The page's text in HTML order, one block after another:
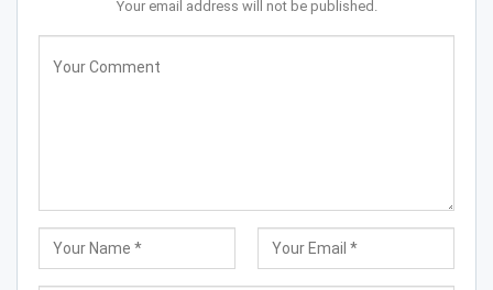
Your email address will not be published.